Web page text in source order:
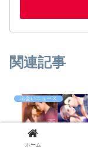
関連記事
出会いニュース
ホーム